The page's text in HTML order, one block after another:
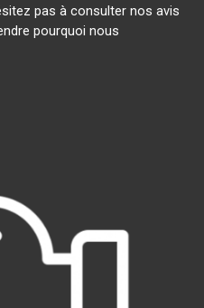
pas à consulter nos avis
pourquoi nous